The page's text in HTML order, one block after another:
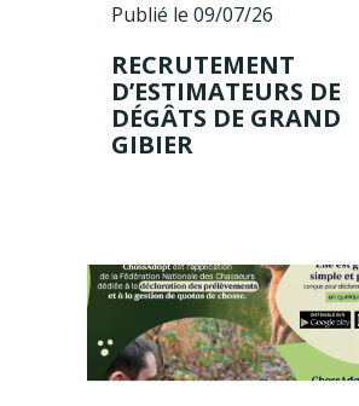
Publié le 09/07/26
RECRUTEMENT
D’ESTIMATEURS DE
DÉGÂTS DE GRAND
GIBIER